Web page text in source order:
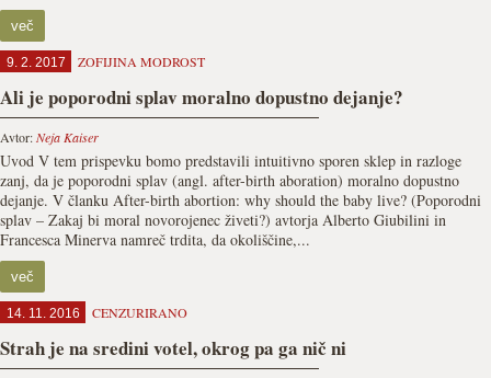
več
9. 2. 2017 ZOFIJINA MODROST
Ali je poporodni splav moralno dopustno dejanje?
Avtor:Neja Kaiser
Uvod V tem prispevku bomo predstavili intuitivno sporen sklep in razloge
zanj, da je poporodni splav (angl. after-birth aboration) moralno dopustno
dejanje. V članku After-birth abortion: why should the baby live? (Poporodni
splav – Zakaj bi moral novorojenec živeti?) avtorja Alberto Giubilini in
Francesca Minerva namreč trdita, da okoliščine,...
več
14. 11. 2016 CENZURIRANO
Strah je na sredini votel, okrog pa ga nič ni